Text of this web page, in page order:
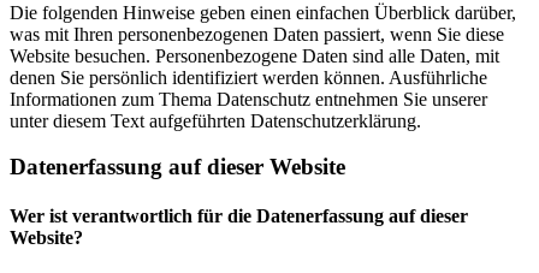
Die folgenden Hinweise geben einen einfachen Überblick darüber,
was mit Ihren personenbezogenen Daten passiert, wenn Sie diese
Website besuchen. Personenbezogene Daten sind alle Daten, mit
denen Sie persönlich identifiziert werden können. Ausführliche
Informationen zum Thema Datenschutz entnehmen Sie unserer
unter diesem Text aufgeführten Datenschutzerklärung.
Datenerfassung auf dieser Website
Wer ist verantwortlich für die Datenerfassung auf dieser
Website?